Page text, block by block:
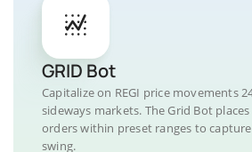
GRID Bot
Capitalize on REGI price movements
sideways markets. The Grid Bot
orders within preset ranges to
swing.